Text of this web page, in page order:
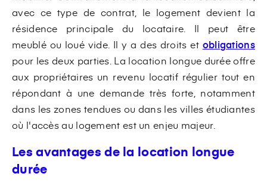
avec ce type de contrat, le logement devient la
résidence principale du locataire. Il peut être
meublé ou loué vide. Il y a des droits et obligations
pour les deux parties. La location longue durée offre
aux propriétaires un revenu locatif régulier tout en
répondant à une demande très forte, notamment
dans les zones tendues ou dans les villes étudiantes
où l'accès au logement est un enjeu majeur.
Les avantages de la location longue
durée